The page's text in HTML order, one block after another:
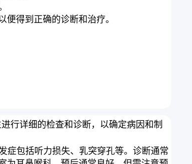
得到正确的诊断和治疗。
行详细的检查和诊断，以确定病因和制
包括听力损失、乳突穿孔等。诊断通常